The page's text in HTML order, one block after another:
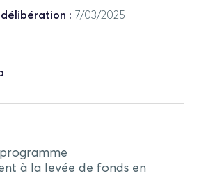
: 7/03/2025
à la levée de fonds en